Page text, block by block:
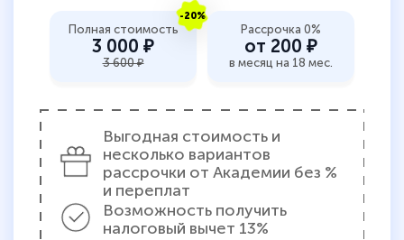
-20%
Полная стоимость
3 000 ₽
3 600 ₽
Рассрочка 0%
от 200 ₽
в месяц на 18 мес.
Выгодная стоимость и
несколько вариантов
рассрочки от Академии без %
и переплат
Возможность получить
налоговый вычет 13%